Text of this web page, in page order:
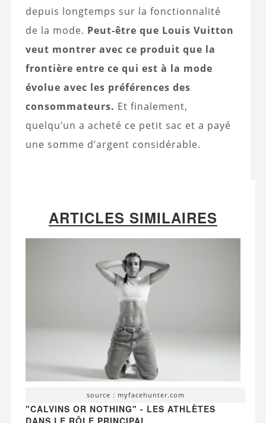
depuis longtemps sur la fonctionnalité
de la mode. Peut-être que Louis Vuitton
veut montrer avec ce produit que la
frontière entre ce qui est à la mode
évolue avec les préférences des
consommateurs. Et finalement,
quelqu’un a acheté ce petit sac et a payé
une somme d’argent considérable.
ARTICLES SIMILAIRES
source : myfacehunter.com
"CALVINS OR NOTHING" - LES ATHLÈTES